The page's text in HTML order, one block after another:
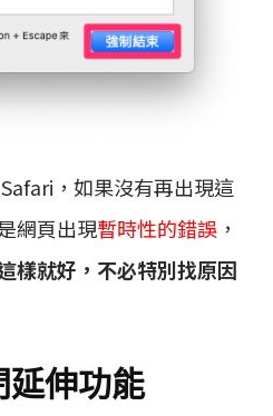
，如果沒有再出現這
網頁出現暫時性的錯誤 ，
樣就好，不必特別找原因
延伸功能